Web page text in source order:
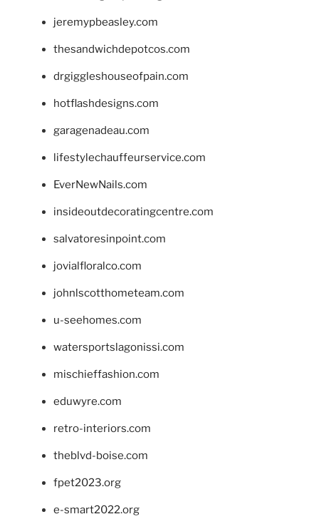
jeremypbeasley.com
thesandwichdepotcos.com
drgiggleshouseofpain.com
hotflashdesigns.com
garagenadeau.com
lifestylechauffeurservice.com
EverNewNails.com
insideoutdecoratingcentre.com
salvatoresinpoint.com
jovialfloralco.com
johnlscotthometeam.com
u-seehomes.com
watersportslagonissi.com
mischieffashion.com
eduwyre.com
retro-interiors.com
theblvd-boise.com
fpet2023.org
e-smart2022.org